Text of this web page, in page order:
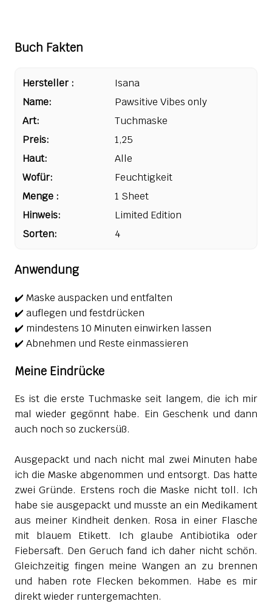
Buch Fakten
Hersteller :
Isana
Name:
Pawsitive Vibes only
Art:
Tuchmaske
Preis:
1,25
Haut:
Alle
Wofür:
Feuchtigkeit
Menge :
1 Sheet
Hinweis:
Limited Edition
Sorten:
4
Anwendung
✔️ Maske auspacken und entfalten
✔️ auflegen und festdrücken
✔️ mindestens 10 Minuten einwirken lassen
✔️ Abnehmen und Reste einmassieren
Meine Eindrücke
Es ist die erste Tuchmaske seit langem, die ich mir
mal wieder gegönnt habe. Ein Geschenk und dann
auch noch so zuckersüß.
Ausgepackt und nach nicht mal zwei Minuten habe
ich die Maske abgenommen und entsorgt. Das hatte
zwei Gründe. Erstens roch die Maske nicht toll. Ich
habe sie ausgepackt und musste an ein Medikament
aus meiner Kindheit denken. Rosa in einer Flasche
mit blauem Etikett. Ich glaube Antibiotika oder
Fiebersaft. Den Geruch fand ich daher nicht schön.
Gleichzeitig fingen meine Wangen an zu brennen
und haben rote Flecken bekommen. Habe es mir
direkt wieder runtergemachten.